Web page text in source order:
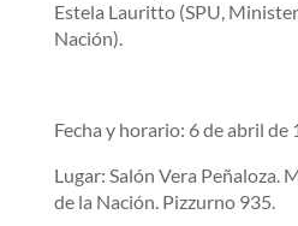
Estela Lauritto (SPU,
Nación).
Fecha y horario: 6 de abril de
Lugar: Salón Vera Peñaloza.
de la Nación. Pizzurno 935.